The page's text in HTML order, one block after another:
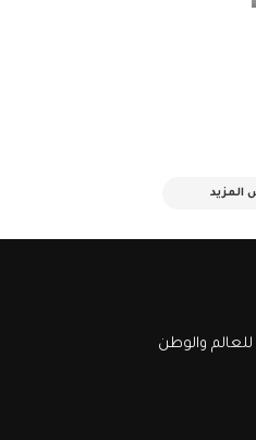
المزيد
للعالم والوطن